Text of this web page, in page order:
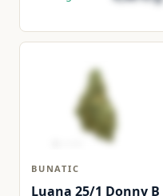
BUNATIC
Luana 25/1 Donny B